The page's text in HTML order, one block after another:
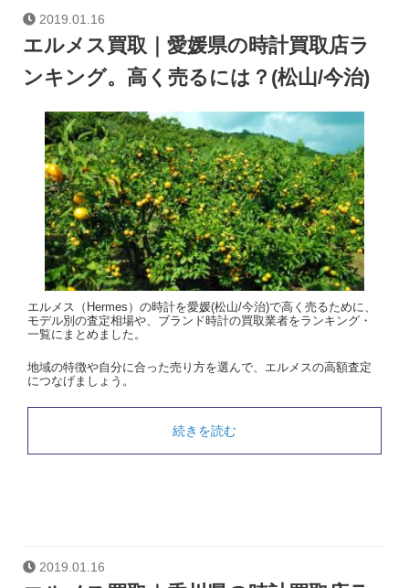
2019.01.16
エルメス買取｜愛媛県の時計買取店ラ
ンキング。高く売るには？(松山/今治)
エルメス（Hermes）の時計を愛媛(松山/今治)で高く売るために、
モデル別の査定相場や、ブランド時計の買取業者をランキング・
一覧にまとめました。
地域の特徴や自分に合った売り方を選んで、エルメスの高額査定
につなげましょう。
続きを読む
2019.01.16